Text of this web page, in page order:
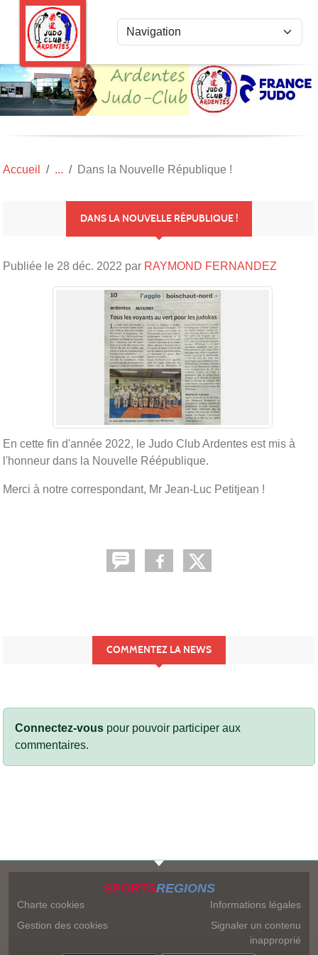
Accueil Dans la Nouvelle République !
DANS LA NOUVELLE RÉPUBLIQUE !
Publiée le 28 déc. 2022 par RAYMOND FERNANDEZ
En cette fin d'année 2022, le Judo Club Ardentes est mis à
l'honneur dans la Nouvelle Réépublique.
Merci à notre correspondant, Mr Jean-Luc Petitjean !
COMMENTEZ LA NEWS
Connectez-vous pour pouvoir participer aux
commentaires.
SPORTSREGIONS
Charte cookies
Gestion des cookies
Informations légales
Signaler un contenu
inapproprié
Panneau de gestion des cookies